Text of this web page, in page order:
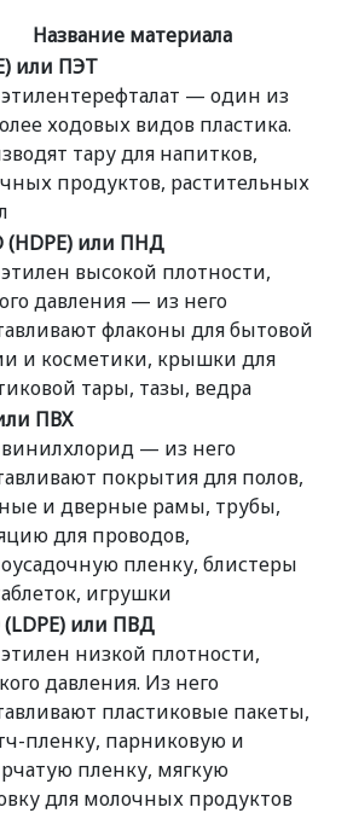
Название материала
или ПЭТ
— один из
ходовых видов пластика.
тару для напитков,
продуктов, растительных
(HDPE) или ПНД
высокой плотности,
давления — из него
флаконы для бытовой
и косметики, крышки для
тары, тазы, ведра
ПВХ
— из него
покрытия для полов,
и дверные рамы, трубы,
для проводов,
пленку, блистеры
игрушки
(LDPE) или ПВД
низкой плотности,
давления. Из него
пластиковые пакеты,
пленку, парниковую и
пленку, мягкую
для молочных продуктов